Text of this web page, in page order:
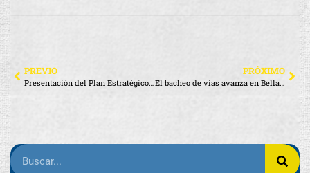
PREVIO PRÓXIMO
El bacheo de vías avanza en Bellavista